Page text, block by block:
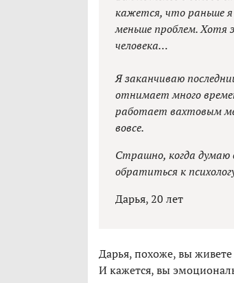
кажется, что раньше я
меньше проблем. Хотя
человека…
Я заканчиваю
отнимает много
работает вахтовым
вовсе.
Страшно, когда
обратиться к
Дарья, 20 лет
Дарья, похоже, вы
И кажется, вы